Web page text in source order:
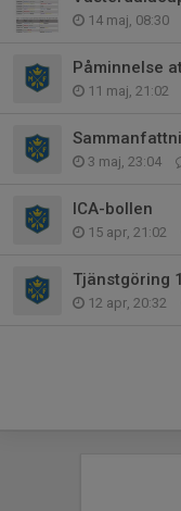
14 maj, 08:30
11 maj, 21:02
3 maj, 23:04
ICA-bollen
15 apr, 21:02
Tjänstgöring
12 apr, 20:32